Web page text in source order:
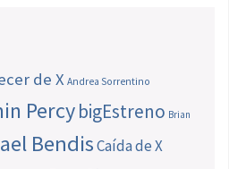
de X Andrea Sorrentino
PercybigEstreno Brian
BendisCaída de X